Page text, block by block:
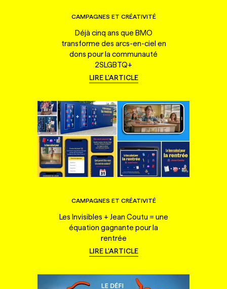
CAMPAGNES ET CRÉATIVITÉ
Déjà cinq ans que BMO
transforme des arcs-en-ciel en
dons pour la communauté
2SLGBTQ+
LIRE L'ARTICLE
CAMPAGNES ET CRÉATIVITÉ
Les Invisibles + Jean Coutu = une
équation gagnante pour la
rentrée
LIRE L'ARTICLE